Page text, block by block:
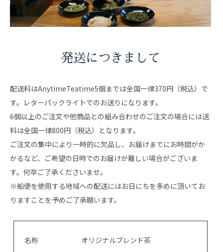
発送につきまして
配送料はAnytimeTeatime5個までは全国一律370円（税込）で
す。レターパックライトでのお送りになります。
6個以上のご注文や他商品との組み合わせのご注文の場合には送
料は全国一律800円（税込）となります。
ご注文の集中により一時的に欠品し、お届けまでにお時間がか
かるなど、ご希望の日時でのお届けが難しい場合がございま
す。何卒ご了承くださいませ。
※船便を使用する地域への配送にはお日にちを多めに頂いてお
りますことを予めご了承願います。
名称 オリジナルブレンド茶